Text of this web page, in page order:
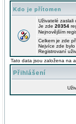
Kdo je přítomen
Uživatelé zaslali
Je zde 20354
Nejnovějším
Celkem je zde
Nejvíce zde
Registrovaní
Tato data jsou založena na
Přihlášení